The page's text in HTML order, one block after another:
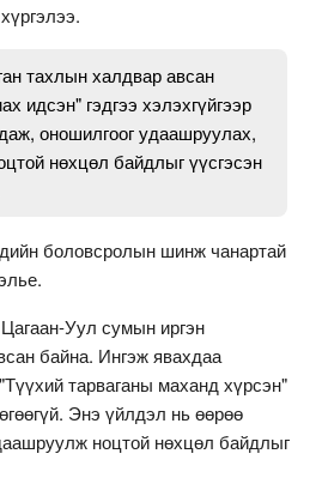
тахлын халдвар авсан
идсэн" гэдгээ хэлэхгүйгээр
оношилгоог удаашруулах,
нөхцөл байдлыг үүсгэсэн
боловсролын шинж чанартай
Уул сумын иргэн
байна. Ингэж явахдаа
тарваганы маханд хүрсэн"
Энэ үйлдэл нь өөрөө
ноцтой нөхцөл байдлыг